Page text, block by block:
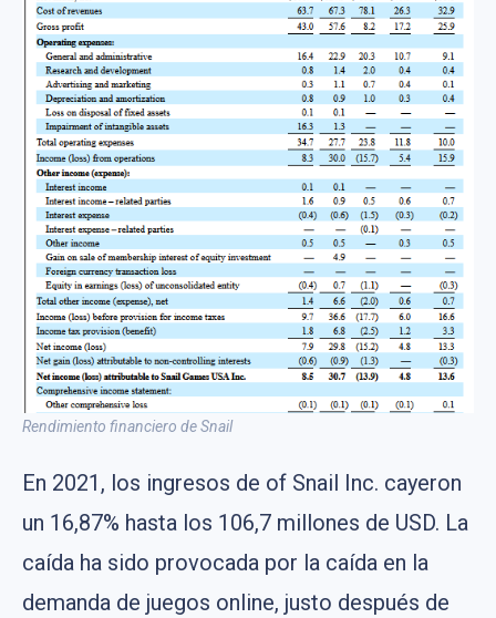
Rendimiento financiero de Snail
En 2021, los ingresos de of Snail Inc. cayeron
un 16,87% hasta los 106,7 millones de USD. La
caída ha sido provocada por la caída en la
demanda de juegos online, justo después de